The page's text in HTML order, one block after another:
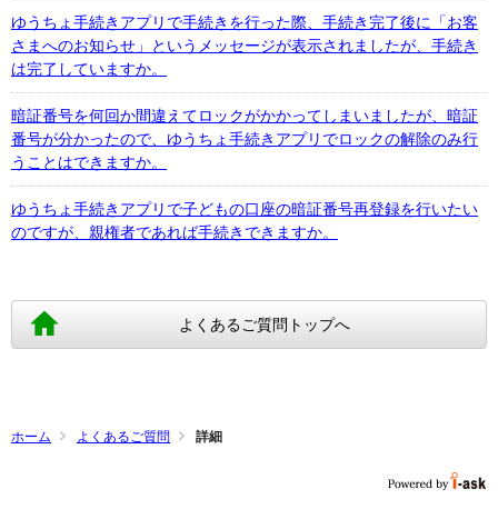
ゆうちょ手続きアプリで手続きを行った際、手続き完了後に「お客
さまへのお知らせ」というメッセージが表示されましたが、手続き
は完了していますか。
暗証番号を何回か間違えてロックがかかってしまいましたが、暗証
番号が分かったので、ゆうちょ手続きアプリでロックの解除のみ行
うことはできますか。
ゆうちょ手続きアプリで子どもの口座の暗証番号再登録を行いたい
のですが、親権者であれば手続きできますか。
よくあるご質問トップへ
ホーム よくあるご質問 詳細